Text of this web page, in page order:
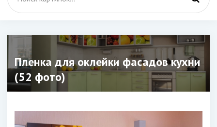
Пленка для оклейки фасадов кухни
(52 фото)